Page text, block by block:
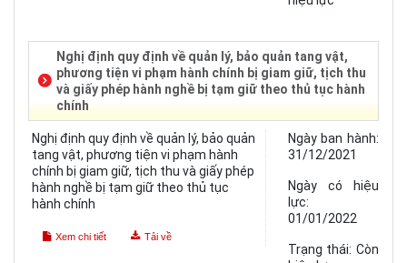
Nghị định quy định về quản lý, bảo quản tang vật,
phương tiện vi phạm hành chính bị giam giữ, tịch thu
và giấy phép hành nghề bị tạm giữ theo thủ tục hành
chính
Nghị định quy định về quản lý, bảo quản
tang vật, phương tiện vi phạm hành
chính bị giam giữ, tịch thu và giấy phép
hành nghề bị tạm giữ theo thủ tục
hành chính
Xem chi tiết Tải về
Ngày ban hành:
31/12/2021
Ngày có hiệu
lực:
01/01/2022
Trạng thái: Còn